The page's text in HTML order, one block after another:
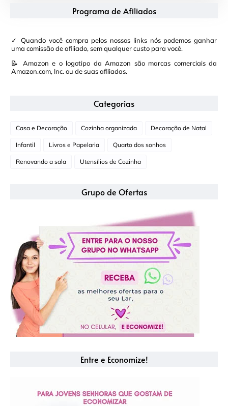
Programa de Afiliados
✓ Quando você compra pelos nossos links nós podemos ganhar
uma comissão de afiliado, sem qualquer custo para você.
📝 Amazon e o logotipo da Amazon são marcas comerciais da
Amazon.com, Inc. ou de suas afiliadas.
Categorias
Casa e Decoração Cozinha organizada Decoração de Natal
Infantil Livros e Papelaria Quarto dos sonhos
Renovando a sala Utensílios de Cozinha
Grupo de Ofertas
Entre e Economize!